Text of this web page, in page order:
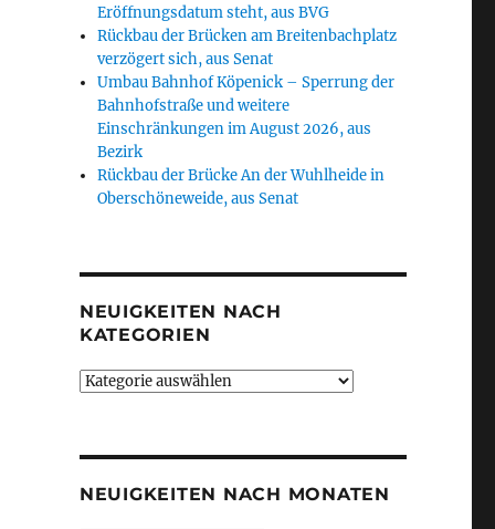
Eröffnungsdatum steht, aus BVG
Rückbau der Brücken am Breitenbachplatz
verzögert sich, aus Senat
Umbau Bahnhof Köpenick – Sperrung der
Bahnhofstraße und weitere
Einschränkungen im August 2026, aus
Bezirk
Rückbau der Brücke An der Wuhlheide in
Oberschöneweide, aus Senat
NEUIGKEITEN NACH
KATEGORIEN
Neuigkeiten
NEUIGKEITEN NACH MONATEN